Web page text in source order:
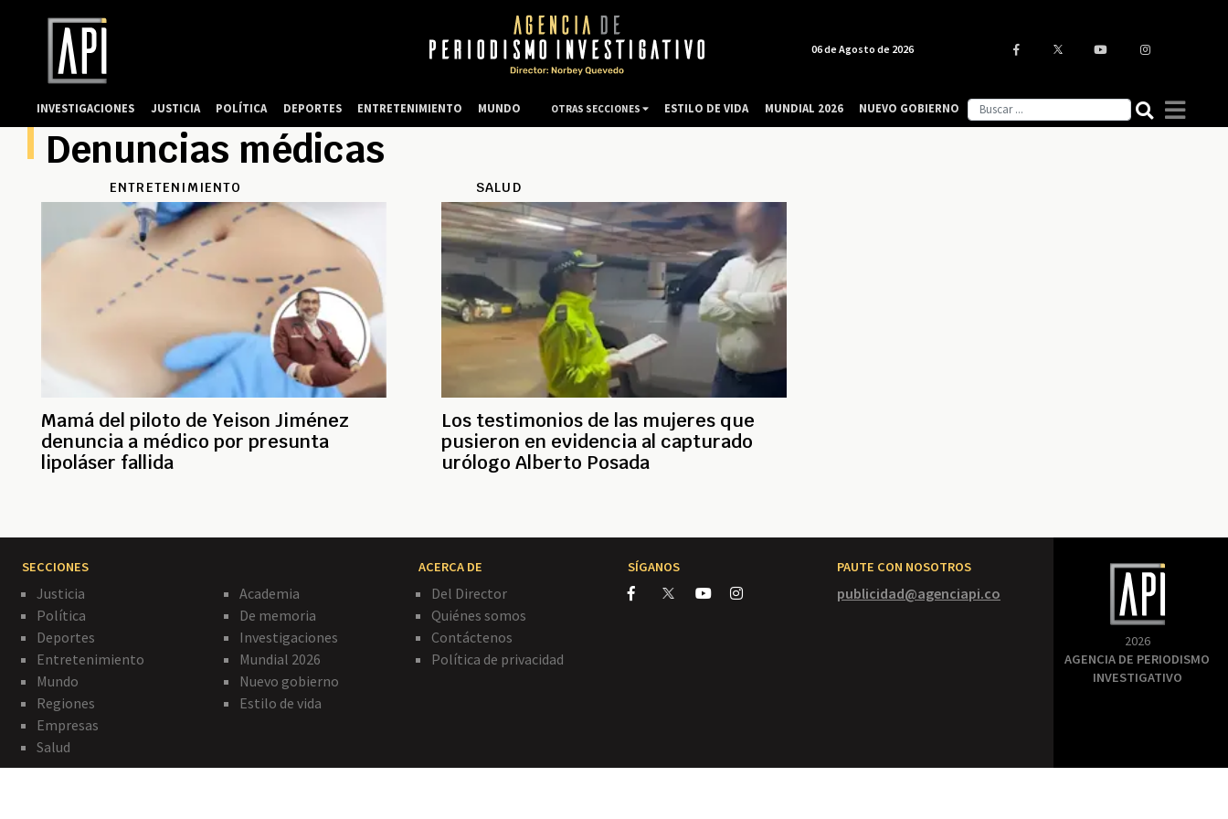
Denuncias médicas
ENTRETENIMIENTO
Mamá del piloto de Yeison Jiménez
denuncia a médico por presunta
lipoláser fallida
SALUD
Los testimonios de las mujeres que
pusieron en evidencia al capturado
urólogo Alberto Posada
SECCIONES
Justicia
Política
Deportes
Entretenimiento
Mundo
Regiones
Empresas
Salud
Academia
De memoria
Investigaciones
Mundial 2026
Nuevo gobierno
Estilo de vida
ACERCA DE
Del Director
Quiénes somos
Contáctenos
Política de privacidad
SÍGANOS PAUTE CON NOSOTROS
publicidad@agenciapi.co
2026
AGENCIA DE PERIODISMO
INVESTIGATIVO
06 de Agosto de 2026
INVESTIGACIONES JUSTICIA POLÍTICA DEPORTES ENTRETENIMIENTO MUNDO OTRAS SECCIONES ESTILO DE VIDA MUNDIAL 2026 NUEVO GOBIERNO